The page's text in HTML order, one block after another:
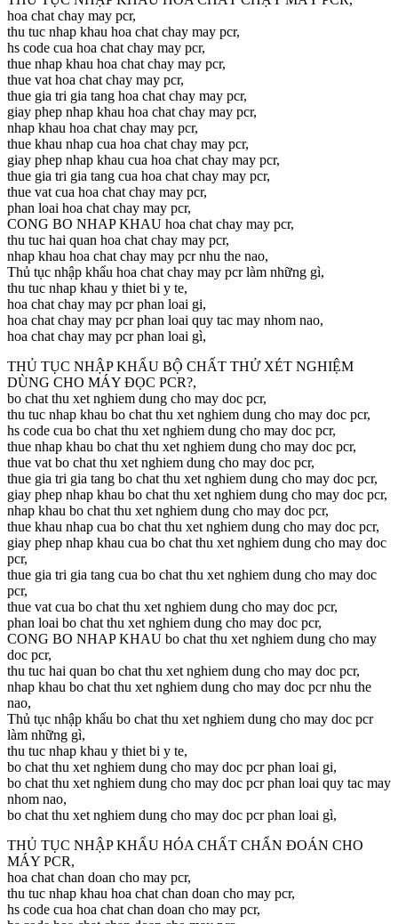
hoa chat chay may pcr,
thu tuc nhap khau hoa chat chay may pcr,
hs code cua hoa chat chay may pcr,
thue nhap khau hoa chat chay may pcr,
thue vat hoa chat chay may pcr,
thue gia tri gia tang hoa chat chay may pcr,
giay phep nhap khau hoa chat chay may pcr,
nhap khau hoa chat chay may pcr,
thue khau nhap cua hoa chat chay may pcr,
giay phep nhap khau cua hoa chat chay may pcr,
thue gia tri gia tang cua hoa chat chay may pcr,
thue vat cua hoa chat chay may pcr,
phan loai hoa chat chay may pcr,
CONG BO NHAP KHAU hoa chat chay may pcr,
thu tuc hai quan hoa chat chay may pcr,
nhap khau hoa chat chay may pcr nhu the nao,
Thủ tục nhập khẩu hoa chat chay may pcr làm những gì,
thu tuc nhap khau y thiet bi y te,
hoa chat chay may pcr phan loai gi,
hoa chat chay may pcr phan loai quy tac may nhom nao,
hoa chat chay may pcr phan loai gì,
THỦ TỤC NHẬP KHẨU BỘ CHẤT THỬ XÉT NGHIỆM
DÙNG CHO MÁY ĐỌC PCR?,
bo chat thu xet nghiem dung cho may doc pcr,
thu tuc nhap khau bo chat thu xet nghiem dung cho may doc pcr,
hs code cua bo chat thu xet nghiem dung cho may doc pcr,
thue nhap khau bo chat thu xet nghiem dung cho may doc pcr,
thue vat bo chat thu xet nghiem dung cho may doc pcr,
thue gia tri gia tang bo chat thu xet nghiem dung cho may doc pcr,
giay phep nhap khau bo chat thu xet nghiem dung cho may doc pcr,
nhap khau bo chat thu xet nghiem dung cho may doc pcr,
thue khau nhap cua bo chat thu xet nghiem dung cho may doc pcr,
giay phep nhap khau cua bo chat thu xet nghiem dung cho may doc
pcr,
thue gia tri gia tang cua bo chat thu xet nghiem dung cho may doc
pcr,
thue vat cua bo chat thu xet nghiem dung cho may doc pcr,
phan loai bo chat thu xet nghiem dung cho may doc pcr,
CONG BO NHAP KHAU bo chat thu xet nghiem dung cho may
doc pcr,
thu tuc hai quan bo chat thu xet nghiem dung cho may doc pcr,
nhap khau bo chat thu xet nghiem dung cho may doc pcr nhu the
nao,
Thủ tục nhập khẩu bo chat thu xet nghiem dung cho may doc pcr
làm những gì,
thu tuc nhap khau y thiet bi y te,
bo chat thu xet nghiem dung cho may doc pcr phan loai gi,
bo chat thu xet nghiem dung cho may doc pcr phan loai quy tac may
nhom nao,
bo chat thu xet nghiem dung cho may doc pcr phan loai gì,
THỦ TỤC NHẬP KHẨU HÓA CHẤT CHẨN ĐOÁN CHO
MÁY PCR,
hoa chat chan doan cho may pcr,
thu tuc nhap khau hoa chat chan doan cho may pcr,
hs code cua hoa chat chan doan cho may pcr,